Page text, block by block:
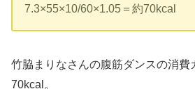
7.3×55×10/60×1.05＝約70kcal
竹脇まりなさんの腹筋ダンスの消費
70kcal。